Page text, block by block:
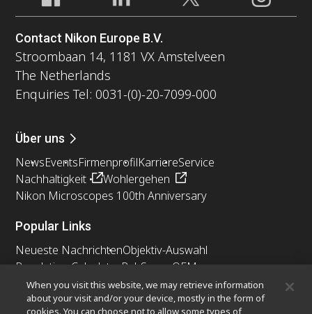
Contact Nikon Europe B.V.
Stroombaan 14, 1181 VX Amstelveen
The Netherlands
Enquiries Tel: 0031-(0)-20-7099-000
Über uns
NewsEventsFirmenprofilKarriereService
Nachhaltigkeit
Wohlergehen
Nikon Microscopes 100th Anniversary
Popular Links
Neueste NachrichtenObjektiv-Auswahl
Resolution Calculator PubScope OEM
Nikon Small World
MicroscopyU
When you visit this website, we may retrieve information
about your visit and/or your device, mostly in the form of
cookies. You can choose not to allow some types of